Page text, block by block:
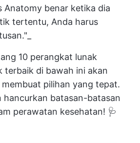
Anatomy benar ketika dia
tertentu, Anda harus
10 perangkat lunak
terbaik di bawah ini akan
pilihan yang tepat.
hancurkan batasan-batasan
perawatan kesehatan! 🩺